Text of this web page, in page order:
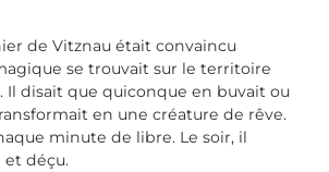
de Vitznau était convaincu
se trouvait sur le territoire
Il disait que quiconque en buvait ou
en une créature de rêve.
minute de libre. Le soir, il
et déçu.